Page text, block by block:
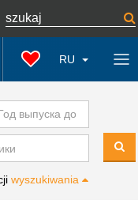
RU
wyszukiwania